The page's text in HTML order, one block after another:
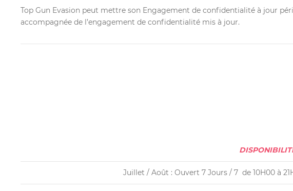
Top Gun Evasion peut mettre son Engagement de confidentialité à jour
accompagnée de l’engagement de confidentialité mis à jour.
Juillet / Août : Ouvert 7 Jours / 7 de 10H00 à